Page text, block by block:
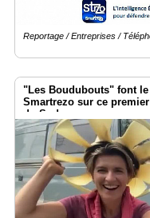
Reportage / Entreprises /
"Les Boudubouts" font
Smartrezo sur ce
du Sud